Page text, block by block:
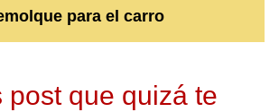
para el carro
post que quizá te